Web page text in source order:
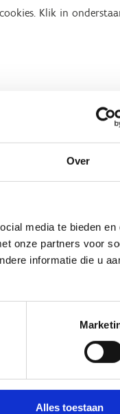
Over
media te bieden en
onze partners voor
informatie die u
Alles toestaan
Klik in
Klik in